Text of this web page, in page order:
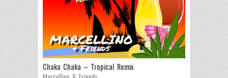
Chaka Chaka – Tropical Remix